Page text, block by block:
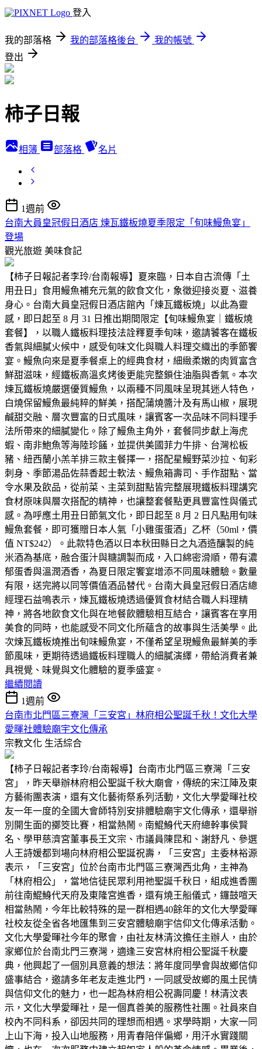
登入
我的部落格 我的部落格後台
我的帳號
登出
柿子日報
相簿 部落格 名片
1週前
台南大員皇冠假日酒店 煉瓦鐵板燒夏季限定「旬味鰻魚宴」
登場
觀光旅遊 美味食記
【柿子日報記者李玲/台南報導】夏來臨，日本自古流傳「土
用丑日」食用鰻魚補充元氣的飲食文化，象徵迎接炎夏、滋養
身心。台南大員皇冠假日酒店館內「煉瓦鐵板燒」以此為靈
感，即日起至 8 月 31 日推出期間限定【旬味鰻魚宴｜鐵板燒
套餐】，以職人鐵板料理技法詮釋夏季旬味，邀請饕客在鐵板
香氣與細膩火候中，感受旬味文化與職人料理交織出的季節饗
宴。鰻魚向來是夏季餐桌上的經典食材，細緻柔嫩的肉質富含
鮮甜滋味，經鐵板高溫炙烤後更能完整鎖住油脂與香氣。本次
煉瓦鐵板燒嚴選優質鰻魚，以兩種不同風味呈現其迷人特色，
白燒保留鰻魚最純粹的鮮美，搭配蒲燒醬汁及有馬山椒，展現
鹹甜交融、層次豐富的日式風味，讓賓客一次品味不同料理手
法所帶來的細膩變化。除了鰻魚主角外，套餐同步獻上海虎
蝦、南非鮑魚等海陸珍饈，並提供美國菲力牛排、台灣松板
豬、紐西蘭小羔羊排三款主餐擇一，搭配星鰻野菜沙拉、旬彩
刺身、季節湯品佐蒜香起士軟法、鰻魚箱壽司、手作甜點、當
令水果及飲品，從前菜、主菜到甜點皆完整展現鐵板料理講究
食材原味與層次搭配的精神，也讓整套餐點更具豐富性與儀式
感。為呼應土用丑日節氣文化，即日起至 8 月 2 日凡點用旬味
鰻魚套餐，即可獲贈日本人氣「小雞蛋蛋酒」乙杯（50ml，價
值 NT$242）。此款特色酒以日本秋田縣日之丸酒造釀製的純
米酒為基底，融合蛋汁與糖調製而成，入口綿密滑順，帶有濃
郁蛋香與溫潤酒香，為夏日限定饗宴增添不同風味體驗。數量
有限，送完將以同等價值酒品替代。台南大員皇冠假日酒店總
經理石益鳴表示，煉瓦鐵板燒透過優質食材結合職人料理精
神，將各地飲食文化與在地餐飲體驗相互結合，讓賓客在享用
美食的同時，也能感受不同文化所蘊含的故事與生活美學。此
次煉瓦鐵板燒推出旬味鰻魚宴，不僅希望呈現鰻魚最鮮美的季
節風味，更期待透過鐵板料理職人的細膩演繹，帶給消費者兼
具視覺、味覺與文化體驗的夏季盛宴。
繼續閱讀
1週前
台南市北門區三寮灣「三安宮」林府相公聖誕千秋！文化大學
愛暉社體驗廟宇文化傳承
宗教文化 生活綜合
【柿子日報記者李玲/台南報導】台南市北門區三寮灣「三安
宮」，昨天舉辦林府相公聖誕千秋大廟會，傳統的宋江陣及東
方藝術團表演，還有文化藝術祭系列活動，文化大學愛暉社校
友一年一度的全國大會師特別安排體驗廟宇文化傳承，還舉辦
別開生面的擲筊比賽，相當熱鬧。南鯤鯓代天府總幹事侯賢
名、學甲慈濟宮董事長王文宗、市議員陳昆和、謝舒凡、參選
人王詩媛都到場向林府相公聖誕祝壽，「三安宮」主委林裕源
表示，「三安宮」位於台南市北門區三寮灣西北角，主神為
「林府相公」，當地信徒民眾利用祂聖誕千秋日，組成進香團
前往南鯤鯓代天府及東隆宮進香，還有燒王船儀式，鑼鼓喧天
相當熱鬧，今年比較特殊的是一群相遇40餘年的文化大學愛暉
社校友從全省各地匯集到三安宮體驗廟宇信仰文化傳承活動。
文化大學愛暉社今年的聚會，由社友林清汶擔任主辦人，由於
家鄉位於台南北門三寮灣，適逢三安宮林府相公聖誕千秋慶
典，他興起了一個別具意義的想法：將年度同學會與故鄉信仰
盛事結合，邀請多年老友走進北門，一同感受故鄉的風土民情
與信仰文化的魅力，也一起為林府相公祝壽同慶！林清汶表
示，文化大學愛暉社，是一個真善美的服務性社團。社員來自
校內不同科系，卻因共同的理想而相遇。求學時期，大家一同
上山下海，投入山地服務，用青春陪伴偏鄉，用汗水實踐關